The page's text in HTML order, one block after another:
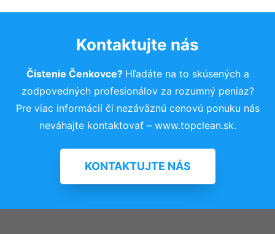
Kontaktujte nás
Čistenie Čenkovce? Hľadáte na to skúsených a
zodpovedných profesionálov za rozumný peniaz?
Pre viac informácií či nezáväznú cenovú ponuku nás
neváhajte kontaktovať – www.topclean.sk.
KONTAKTUJTE NÁS